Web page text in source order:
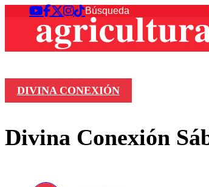
DIVINA CONEXIÓN
Divina Conexión